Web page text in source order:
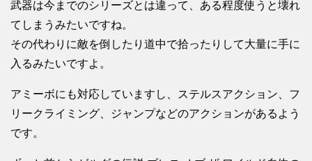
武器は今までのシリーズとは違って、ある程度使うと壊れ
てしまうみたいですね。
その代わりに敵を倒したり道中で拾ったりして大量に手に
入るみたいですよ。
アミーボにも対応していますし、ステルスアクション、フ
リークライミング、ジャンプなどのアクションがあるよう
です。